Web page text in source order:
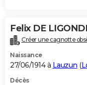
Felix DE
Créer une cagnotte
Naissance
27/06/1914 à Lauzun (
Décès